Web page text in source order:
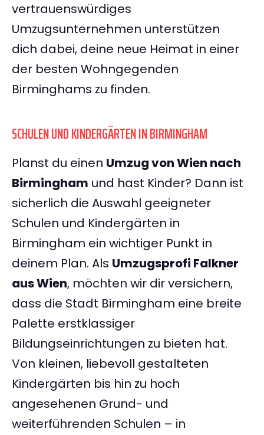
vertrauenswürdiges
Umzugsunternehmen unterstützen
dich dabei, deine neue Heimat in einer
der besten Wohngegenden
Birminghams zu finden.
SCHULEN UND KINDERGÄRTEN IN BIRMINGHAM
Planst du einen Umzug von Wien nach
Birmingham und hast Kinder? Dann ist
sicherlich die Auswahl geeigneter
Schulen und Kindergärten in
Birmingham ein wichtiger Punkt in
deinem Plan. Als Umzugsprofi Falkner
aus Wien, möchten wir dir versichern,
dass die Stadt Birmingham eine breite
Palette erstklassiger
Bildungseinrichtungen zu bieten hat.
Von kleinen, liebevoll gestalteten
Kindergärten bis hin zu hoch
angesehenen Grund- und
weiterführenden Schulen – in